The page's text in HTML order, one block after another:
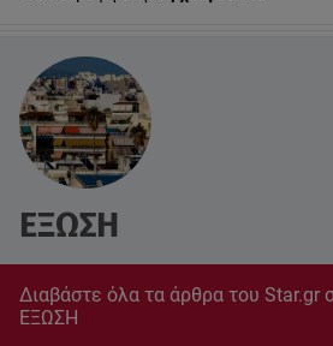
ΕΞΩΣΗ
Διαβάστε όλα τα άρθρα του Star.gr
ΕΞΩΣΗ